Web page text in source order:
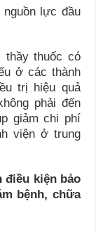
lực đầu
thuốc có
ở các thành
trị hiệu quả
phải đến
giảm chi phí
viện ở trung
kiện bảo
bệnh, chữa